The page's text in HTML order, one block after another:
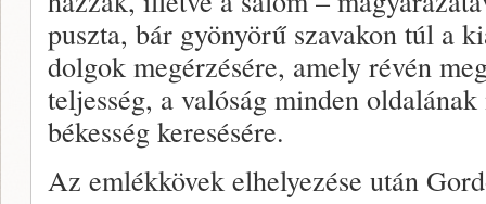
puszta, bár gyönyörű szavakon túl a
dolgok megérzésére, amely révén
teljesség, a valóság minden
békesség keresésére.
Az emlékkövek elhelyezése után